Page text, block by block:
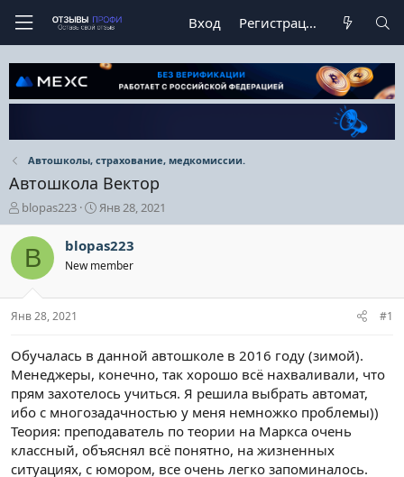
Вход Регистрация
Автошколы, страхование, медкомиссии.
Автошкола Вектор
А
в
т
р
е
м
blopas223
Д
а
а
н
ч
а
Янв 28, 2021
B blopas223
New member
Янв 28, 2021 #1
Обучалась в данной автошколе в 2016 году (зимой).
Менеджеры, конечно, так хорошо всё нахваливали, что
прям захотелось учиться. Я решила выбрать автомат,
ибо с многозадачностью у меня немножко проблемы))
Теория: преподаватель по теории на Маркса очень
классный, объяснял всё понятно, на жизненных
ситуациях, с юмором, все очень легко запоминалось.